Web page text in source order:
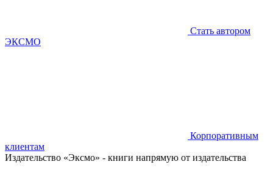
Стать автором
ЭКСМО
Корпоративным
клиентам
Издательство «Эксмо» - книги напрямую от издательства